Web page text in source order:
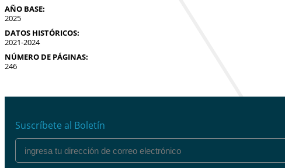
AÑO BASE:
2025
DATOS HISTÓRICOS:
2021-2024
NÚMERO DE PÁGINAS:
246
Suscríbete al Boletín